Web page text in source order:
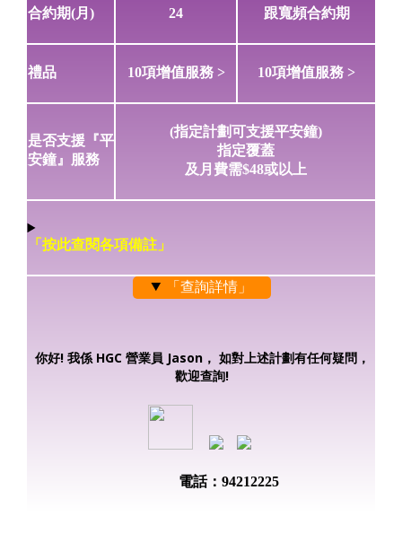
合約期(月) 24 跟寬頻合約期
禮品 10項增值服務 > 10項增值服務 >
是否支援『平
安鐘』服務
(指定計劃可支援平安鐘)
指定覆蓋
及月費需$48或以上
「按此查閱各項備註」
「查詢詳情」
你好! 我係 HGC 營業員 Jason， 如對上述計劃有任何疑問，
歡迎查詢!
電話：94212225